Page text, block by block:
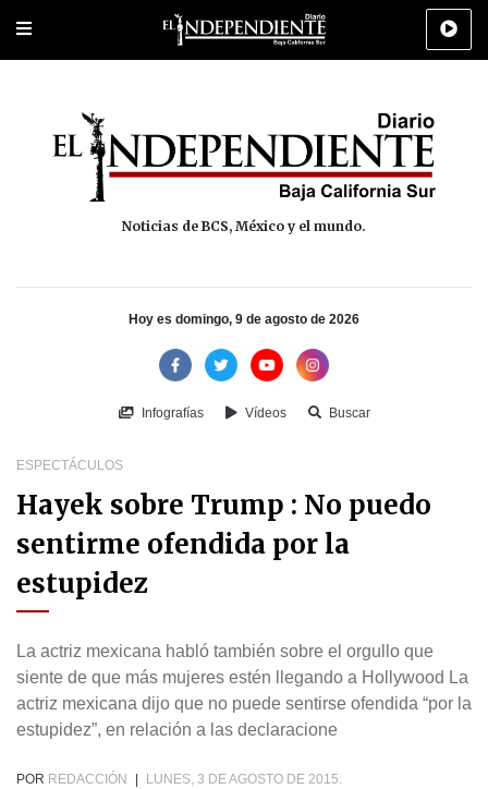
Portada Los Cabos Policiaca Deportes Cultura
Noticias de BCS, México y el mundo.
Hoy es domingo, 9 de agosto de 2026
Infografías Vídeos Buscar
ESPECTÁCULOS
Hayek sobre Trump : No puedo
sentirme ofendida por la
estupidez
La actriz mexicana habló también sobre el orgullo que
siente de que más mujeres estén llegando a Hollywood La
actriz mexicana dijo que no puede sentirse ofendida “por la
estupidez”, en relación a las declaracione
POR REDACCIÓN LUNES, 3 DE AGOSTO DE 2015.